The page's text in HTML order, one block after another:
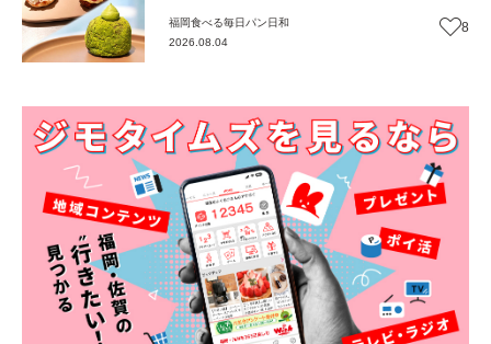
パン】
福岡食べる毎日パン日和
2026.08.04
8